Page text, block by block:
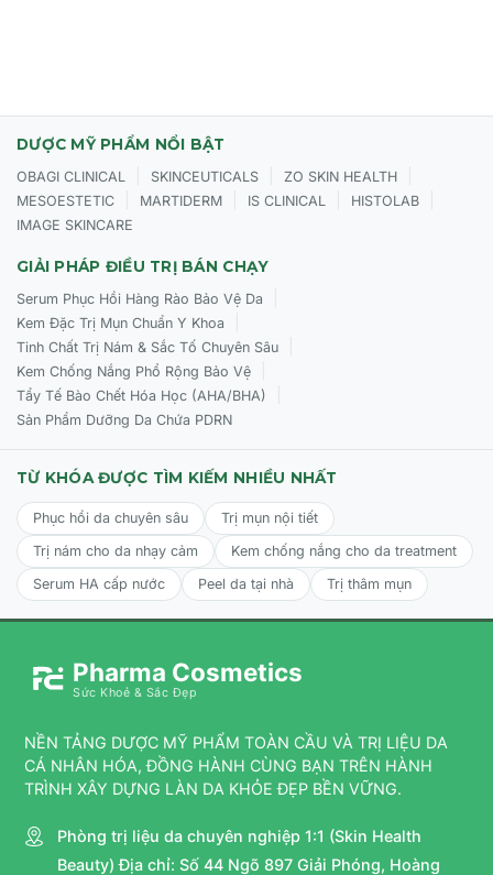
Cách Sử Dụng CỦA Biotrade Pure Skin Glow Revival Day
Làm sạch da mặt và cổ vào mỗi buổi sáng.
nhàng để dưỡng chất thẩm thấu.
Lưu ý:Nếu bạn hoạt động ngoài trời trong thời gian dài,
bơi lội hoặc đổ mồ hôi nhiều, hãy thoa lại sau mỗi 2-3
tiếng để duy trì hiệu quả bảo vệ da tốt nhất.
DƯỢC MỸ PHẨM NỔI BẬT
OBAGI CLINICAL SKINCEUTICALS ZO SKIN HEALTH
MESOESTETIC MARTIDERM IS CLINICAL HISTOLAB
IMAGE SKINCARE
GIẢI PHÁP ĐIỀU TRỊ BÁN CHẠY
Serum Phục Hồi Hàng Rào Bảo Vệ Da
Kem Đặc Trị Mụn Chuẩn Y Khoa
Tinh Chất Trị Nám & Sắc Tố Chuyên Sâu
Kem Chống Nắng Phổ Rộng Bảo Vệ
Tẩy Tế Bào Chết Hóa Học (AHA/BHA)
Sản Phẩm Dưỡng Da Chứa PDRN
TỪ KHÓA ĐƯỢC TÌM KIẾM NHIỀU NHẤT
Phục hồi da chuyên sâu
Trị mụn nội tiết
Trị nám cho da nhạy cảm
Kem chống nắng cho da treatment
Serum HA cấp nước
Peel da tại nhà Trị thâm mụn
Pharma Cosmetics
Sức Khoẻ & Sắc Đẹp
NỀN TẢNG DƯỢC MỸ PHẨM TOÀN CẦU VÀ TRỊ LIỆU DA
CÁ NHÂN HÓA, ĐỒNG HÀNH CÙNG BẠN TRÊN HÀNH
TRÌNH XÂY DỰNG LÀN DA KHỎE ĐẸP BỀN VỮNG.
Phòng trị liệu da chuyên nghiệp 1:1 (Skin Health
Beauty) Địa chỉ: Số 44 Ngõ 897 Giải Phóng, Hoàng